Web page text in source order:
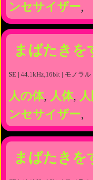
ンセサイザー,
まばたきを
SE | 44.1kHz,16bit | モノラル |
人の体, 人体,
ンセサイザー,
まばたきを